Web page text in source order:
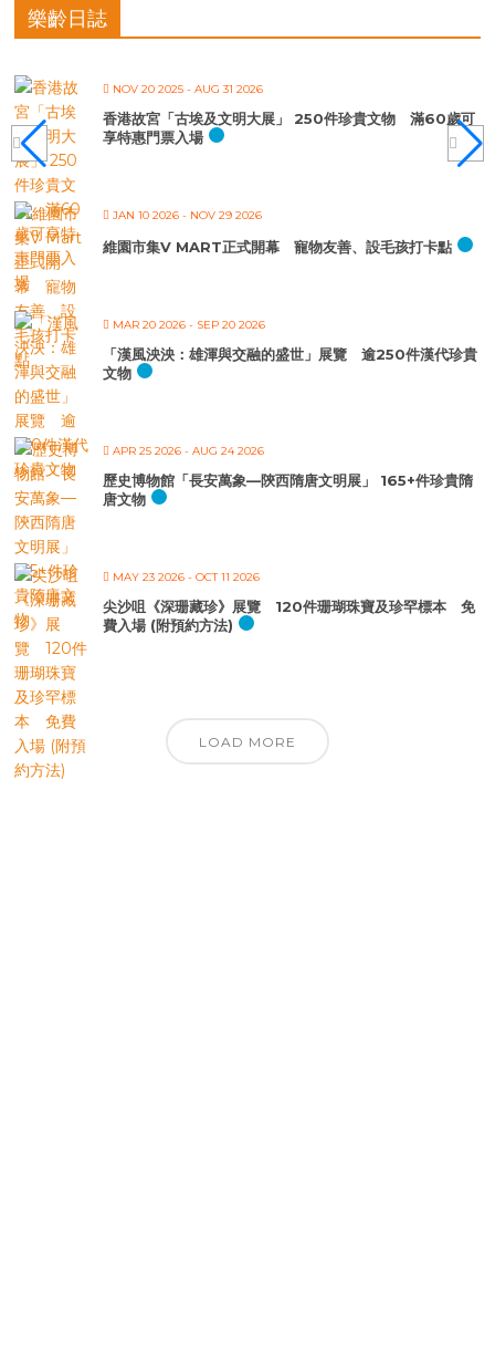
樂齡日誌
NOV 20 2025 - AUG 31 2026
香港故宮「古埃及文明大展」 250件珍貴文物 滿60歲可
享特惠門票入場
JAN 10 2026 - NOV 29 2026
維園市集V MART正式開幕 寵物友善、設毛孩打卡點
MAR 20 2026 - SEP 20 2026
「漢風泱泱：雄渾與交融的盛世」展覽 逾250件漢代珍貴
文物
APR 25 2026 - AUG 24 2026
歷史博物館「長安萬象—陝西隋唐文明展」 165+件珍貴隋
唐文物
MAY 23 2026 - OCT 11 2026
尖沙咀《深珊藏珍》展覽 120件珊瑚珠寶及珍罕標本 免
費入場 (附預約方法)
LOAD MORE